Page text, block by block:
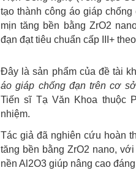
tạo thành công áo giáp
mịn tăng bền bằng Zr­O2
đạn đạt tiêu chuẩn cấp III+
Đây là sản phẩm của đề tài
áo giáp chống đạn trên cơ
Tiến sĩ Tạ Văn Khoa thuộc
nhiệm.
Tác giả đã nghiên cứu hoàn
tăng bền bằng ZrO2 nano,
nền Al2O3 giúp nâng cao